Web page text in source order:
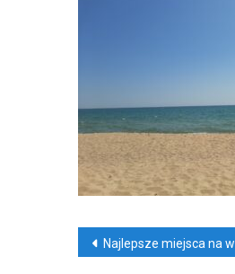
Nawigacja
Najlepsze miejsca na wakacje 2025